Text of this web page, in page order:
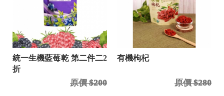
統一生機藍莓乾 第二件二2
折
原價 $200
有機枸杞
原價 $280